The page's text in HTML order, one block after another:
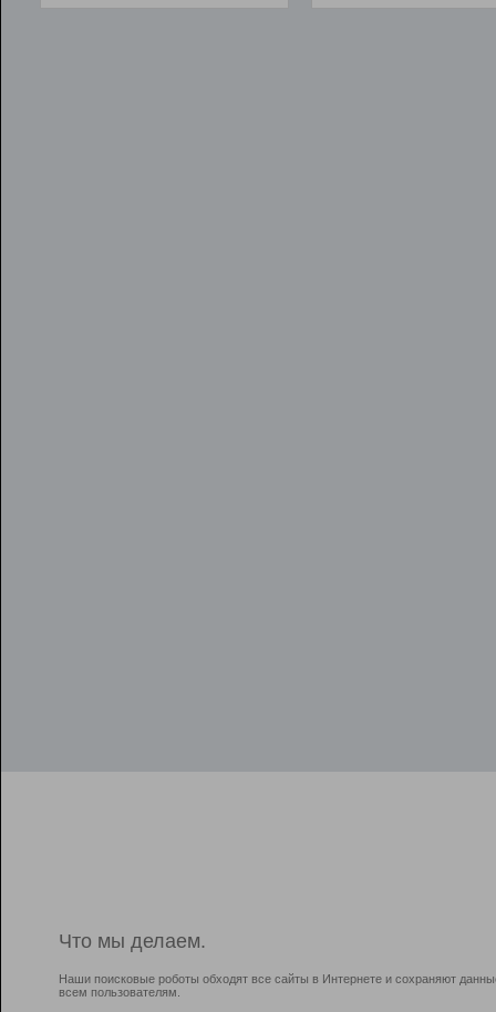
Что мы делаем.
Наши поисковые роботы обходят все сайты в Интернете и сохраняют
всем пользователям.